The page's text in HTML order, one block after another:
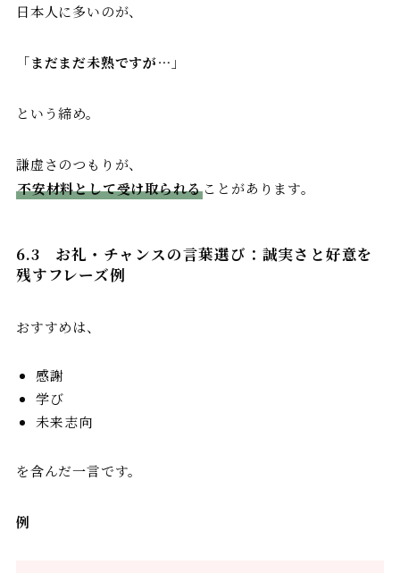
日本人に多いのが、
「まだまだ未熟ですが… 」
という締め。
謙虚さのつもりが、
不安材料として受け取られる ことがあります。
6.3 お礼・チャンスの言葉選び：誠実さと好意を
残すフレーズ例
おすすめは、
感謝
学び
未来志向
を含んだ一言です。
例